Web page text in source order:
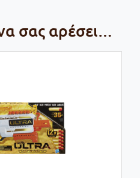
σας αρέσει…